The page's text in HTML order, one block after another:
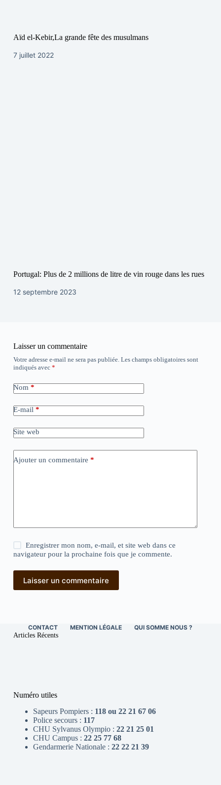
Aïd el-Kebir,La grande fête des musulmans
7 juillet 2022
Portugal: Plus de 2 millions de litre de vin rouge dans les rues
12 septembre 2023
Laisser un commentaire
Votre adresse e-mail ne sera pas publiée. Les champs obligatoires sont
indiqués avec *
Nom *
E-mail *
Site web
Ajouter un commentaire *
Enregistrer mon nom, e-mail, et site web dans ce
navigateur pour la prochaine fois que je commente.
Laisser un commentaire
CONTACT MENTION LÉGALE QUI SOMME NOUS ?
Articles Récents
Numéro utiles
Sapeurs Pompiers : 118 ou 22 21 67 06
Police secours : 117
CHU Sylvanus Olympio : 22 21 25 01
CHU Campus : 22 25 77 68
Gendarmerie Nationale : 22 22 21 39